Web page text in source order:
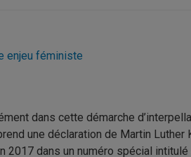
enjeu féministe
dans cette démarche
une déclaration de Martin
2017 dans un numéro spécial